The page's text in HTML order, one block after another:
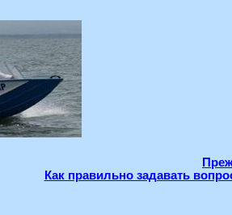
Как правильно задавать